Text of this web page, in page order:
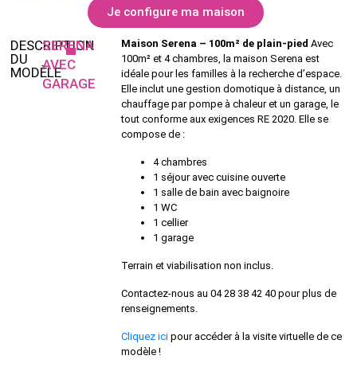
Je configure ma maison
DESCRIPTION
DU
MODÈLE
SERENA
AVEC
GARAGE
Maison Serena – 100m² de plain-pied Avec
100m² et 4 chambres, la maison Serena est
idéale pour les familles à la recherche d’espace.
Elle inclut une gestion domotique à distance, un
chauffage par pompe à chaleur et un garage, le
tout conforme aux exigences RE 2020. Elle se
compose de :
4 chambres
1 séjour avec cuisine ouverte
1 salle de bain avec baignoire
1 WC
1 cellier
1 garage
Terrain et viabilisation non inclus.
Contactez-nous au 04 28 38 42 40 pour plus de
renseignements.
Cliquez icipour accéder à la visite virtuelle de ce
modèle !